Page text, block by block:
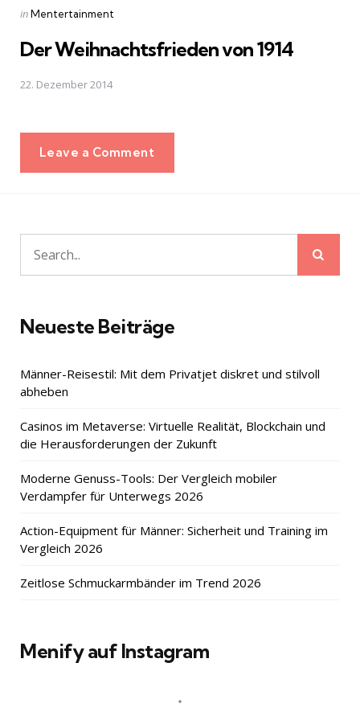
Posted
inMentertainment
Der Weihnachtsfrieden von 1914
22. Dezember 2014
Leave a Comment
Search
for:
Neueste Beiträge
Männer-Reisestil: Mit dem Privatjet diskret und stilvoll
abheben
Casinos im Metaverse: Virtuelle Realität, Blockchain und
die Herausforderungen der Zukunft
Moderne Genuss-Tools: Der Vergleich mobiler
Verdampfer für Unterwegs 2026
Action-Equipment für Männer: Sicherheit und Training im
Vergleich 2026
Zeitlose Schmuckarmbänder im Trend 2026
Menify auf Instagram